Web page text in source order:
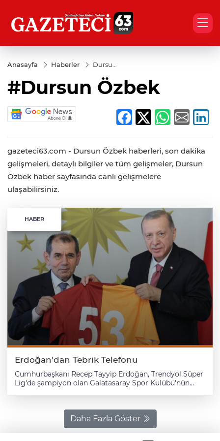
Anasayfa Haberler
Dursun
#Dursun Özbek
gazeteci63.com - Dursun Özbek haberleri, son dakika
gelişmeleri, detaylı bilgiler ve tüm gelişmeler, Dursun
Özbek haber sayfasında canlı gelişmelere
ulaşabilirsiniz.
HABER
Erdoğan'dan Tebrik Telefonu
Cumhurbaşkanı Recep Tayyip Erdoğan, Trendyol Süper
Lig'de şampiyon olan Galatasaray Spor Kulübü'nün
Erdoğan, Galatasaray Spor Kulübü'nün Başkanı Dursun
Özbek ve teknik direktörü Okan Buruk ile telefonda
şampiyonluğundan dolayı tebrik etti.
Daha Fazla Göster